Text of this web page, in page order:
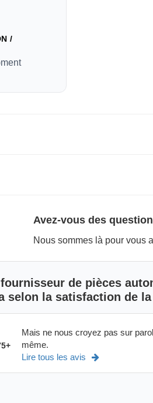
/
Avez-vous des
Nous sommes là pour vous
de pièces
selon la satisfaction de
Mais ne nous croyez pas sur
même.
Lire tous les avis